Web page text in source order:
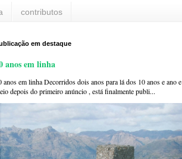
contributos
em destaque
anos em linha
anos em linha Decorridos dois anos para lá dos 10 anos e ano e
depois do primeiro anúncio , está finalmente publi...